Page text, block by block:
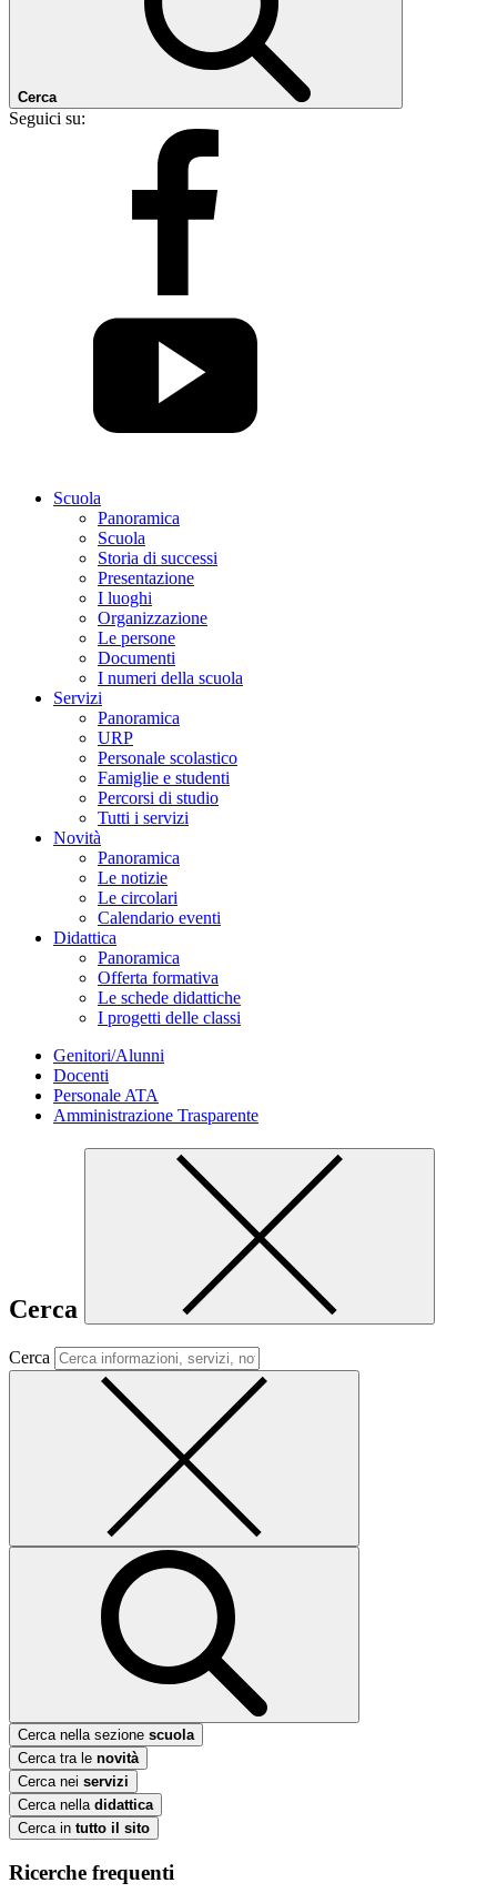
Cerca
Seguici su:
Scuola
Panoramica
Scuola
Storia di successi
Presentazione
I luoghi
Organizzazione
Le persone
Documenti
I numeri della scuola
Servizi
Panoramica
URP
Personale scolastico
Famiglie e studenti
Percorsi di studio
Tutti i servizi
Novità
Panoramica
Le notizie
Le circolari
Calendario eventi
Didattica
Panoramica
Offerta formativa
Le schede didattiche
I progetti delle classi
Genitori/Alunni
Docenti
Personale ATA
Amministrazione Trasparente
Cerca
Cerca
Cerca nella sezione scuola
Cerca tra le novità
Cerca nei servizi
Cerca nella didattica
Cerca in tutto il sito
Ricerche frequenti